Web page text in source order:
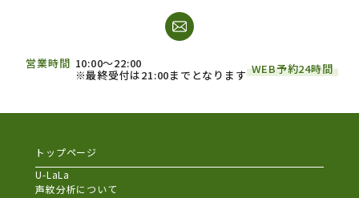
営業時間 10:00～22:00
※最終受付は21:00までとなります WEB予約24時間
トップページ
U-LaLa
声紋分析について